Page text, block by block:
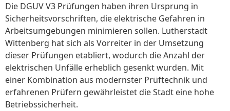
Die DGUV V3 Prüfungen haben ihren Ursprung in
Sicherheitsvorschriften, die elektrische Gefahren in
Arbeitsumgebungen minimieren sollen. Lutherstadt
Wittenberg hat sich als Vorreiter in der Umsetzung
dieser Prüfungen etabliert, wodurch die Anzahl der
elektrischen Unfälle erheblich gesenkt wurden. Mit
einer Kombination aus modernster Prüftechnik und
erfahrenen Prüfern gewährleistet die Stadt eine hohe
Betriebssicherheit.